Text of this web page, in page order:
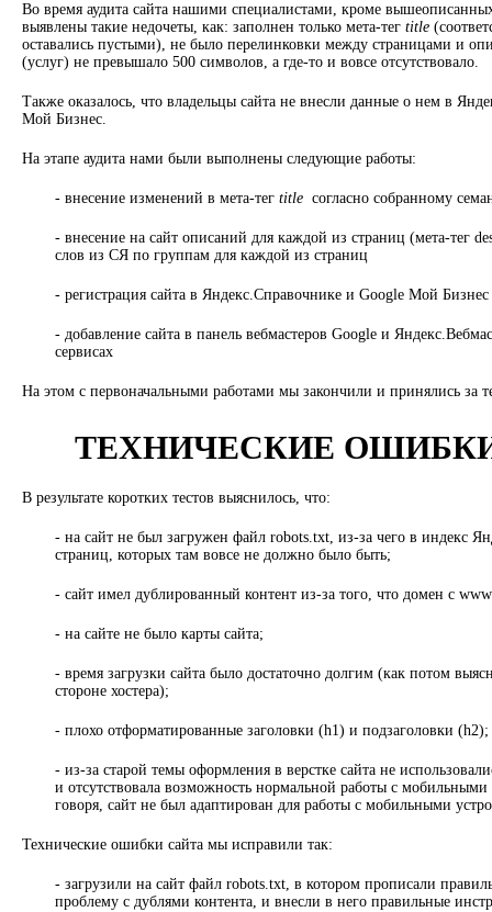
Во время аудита сайта нашими специалистами, кроме
выявлены такие недочеты, как: заполнен только мета-тег title
оставались пустыми), не было перелинковки между страницами и
(услуг) не превышало 500 символов, а где-то и вовсе отсутствовало.
Также оказалось, что владельцы сайта не внесли данные о нем в
Мой Бизнес.
На этапе аудита нами были выполнены следующие работы:
- внесение изменений в мета-тег title согласно собранному
- внесение на сайт описаний для каждой из страниц (мета-тег
слов из СЯ по группам для каждой из страниц
- регистрация сайта в Яндекс.Справочнике и Google Мой Бизнес
- добавление сайта в панель вебмастеров Google и
сервисах
На этом с первоначальными работами мы закончили и принялись за
ТЕХНИЧЕСКИЕ
В результате коротких тестов выяснилось, что:
- на сайт не был загружен файл robots.txt, из-за чего в индекс
страниц, которых там вовсе не должно было быть;
- сайт имел дублированный контент из-за того, что домен с
- на сайте не было карты сайта;
- время загрузки сайта было достаточно долгим (как потом
стороне хостера);
- плохо отформатированные заголовки (h1) и подзаголовки (h2);
- из-за старой темы оформления в верстке сайта не
и отсутствовала возможность нормальной работы с
говоря, сайт не был адаптирован для работы с мобильными
Технические ошибки сайта мы исправили так:
- загрузили на сайт файл robots.txt, в котором прописали
проблему с дублями контента, и внесли в него правильные